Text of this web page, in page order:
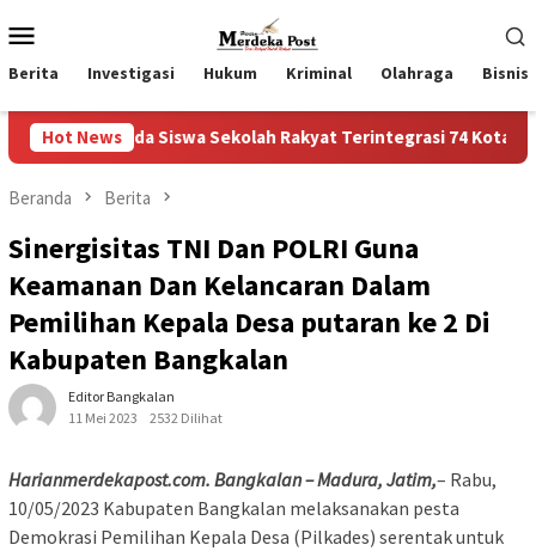
ke
kontenMobile
Berita Investigasi Hukum Kriminal Olahraga Bisnis
Hot News
Siswa Sekolah Rakyat Terintegrasi 74 Kota Tual
Beranda Berita
Sinergisitas TNI Dan POLRI Guna
Keamanan Dan Kelancaran Dalam
Pemilihan Kepala Desa putaran ke 2 Di
Kabupaten Bangkalan
Editor Bangkalan
11 Mei 2023
2532 Dilihat
Harianmerdekapost.com. Bangkalan – Madura, Jatim,– Rabu,
10/05/2023 Kabupaten Bangkalan melaksanakan pesta
Demokrasi Pemilihan Kepala Desa (Pilkades) serentak untuk